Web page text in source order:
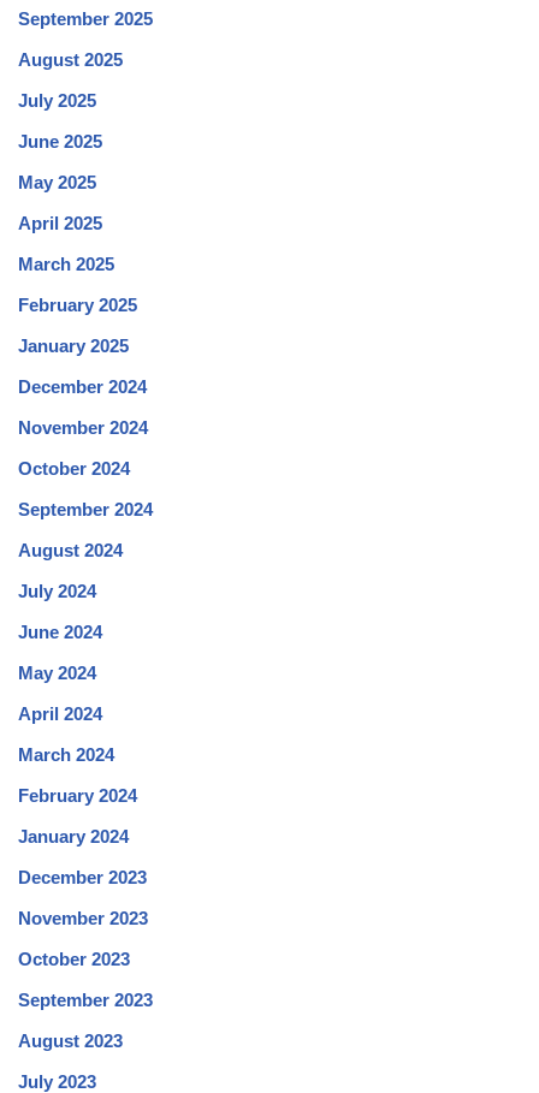
September 2025
August 2025
July 2025
June 2025
May 2025
April 2025
March 2025
February 2025
January 2025
December 2024
November 2024
October 2024
September 2024
August 2024
July 2024
June 2024
May 2024
April 2024
March 2024
February 2024
January 2024
December 2023
November 2023
October 2023
September 2023
August 2023
July 2023